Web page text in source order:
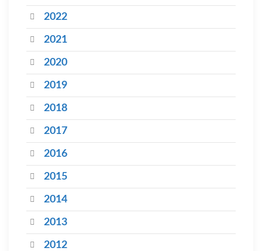
2022
2021
2020
2019
2018
2017
2016
2015
2014
2013
2012